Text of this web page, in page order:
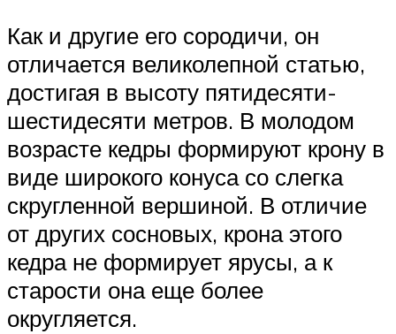
Как и другие его сородичи, он
отличается великолепной статью,
достигая в высоту пятидесяти-
шестидесяти метров. В молодом
возрасте кедры формируют крону в
виде широкого конуса со слегка
скругленной вершиной. В отличие
от других сосновых, крона этого
кедра не формирует ярусы, а к
старости она еще более
округляется.